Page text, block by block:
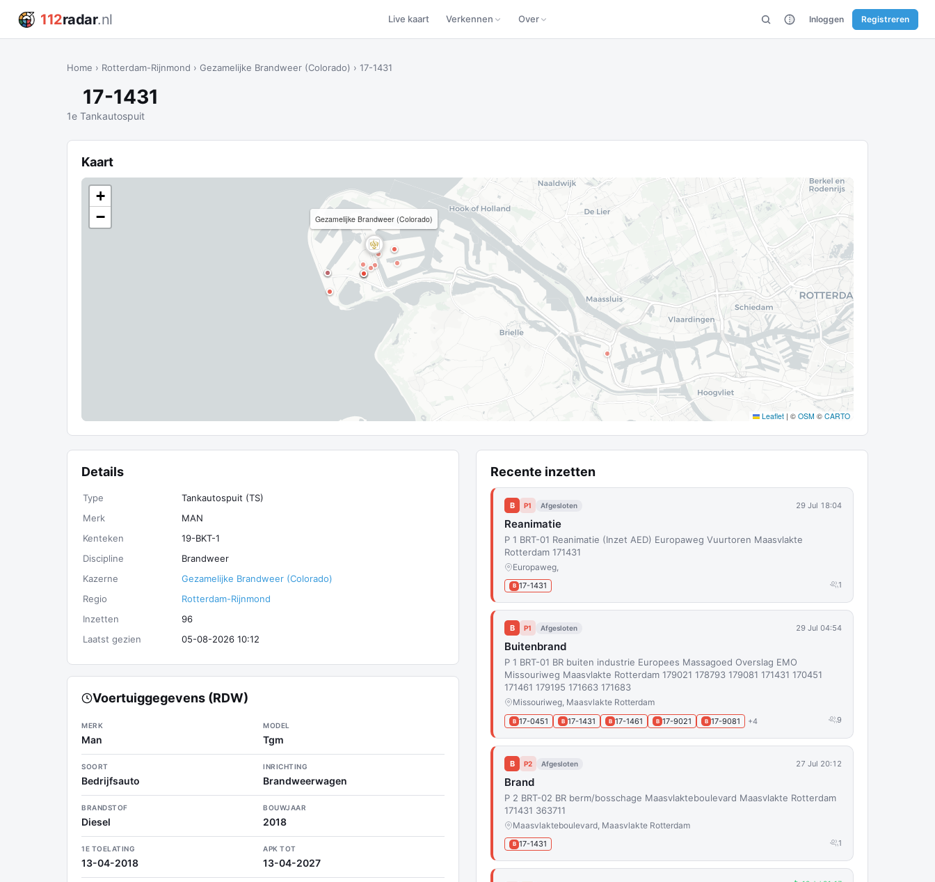
112radar.nl Live kaart Verkennen Over Inloggen Registreren
Home › Rotterdam-Rijnmond › Gezamelijke Brandweer (Colorado) › 17-1431
17-1431
1e Tankautospuit
Kaart
Gezamelijke Brandweer (Colorado)
+
−
Leaflet | © OSM © CARTO
Details
Type
Tankautospuit (TS)
Merk
MAN
Kenteken
19-BKT-1
Discipline
Brandweer
Kazerne
Gezamelijke Brandweer (Colorado)
Regio
Rotterdam-Rijnmond
Inzetten
96
Laatst gezien
05-08-2026 10:12
Voertuiggegevens (RDW)
MERK
Man
MODEL
Tgm
SOORT
Bedrijfsauto
INRICHTING
Brandweerwagen
BRANDSTOF
Diesel
BOUWJAAR
2018
1E TOELATING
13-04-2018
APK TOT
13-04-2027
Recente inzetten
B P1 Afgesloten 29 Jul 18:04
Reanimatie
P 1 BRT-01 Reanimatie (Inzet AED) Europaweg Vuurtoren Maasvlakte
Rotterdam 171431
Europaweg,
B 17-1431 1
B P1 Afgesloten 29 Jul 04:54
Buitenbrand
P 1 BRT-01 BR buiten industrie Europees Massagoed Overslag EMO
Missouriweg Maasvlakte Rotterdam 179021 178793 179081 171431 170451
171461 179195 171663 171683
Missouriweg, Maasvlakte Rotterdam
B 17-0451 B 17-1431 B 17-1461 B 17-9021 B 17-9081 +4 9
B P2 Afgesloten 27 Jul 20:12
Brand
P 2 BRT-02 BR berm/bosschage Maasvlakteboulevard Maasvlakte Rotterdam
171431 363711
Maasvlakteboulevard, Maasvlakte Rotterdam
B 17-1431 1